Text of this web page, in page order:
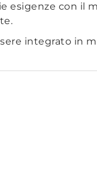
esigenze con il
integrato in